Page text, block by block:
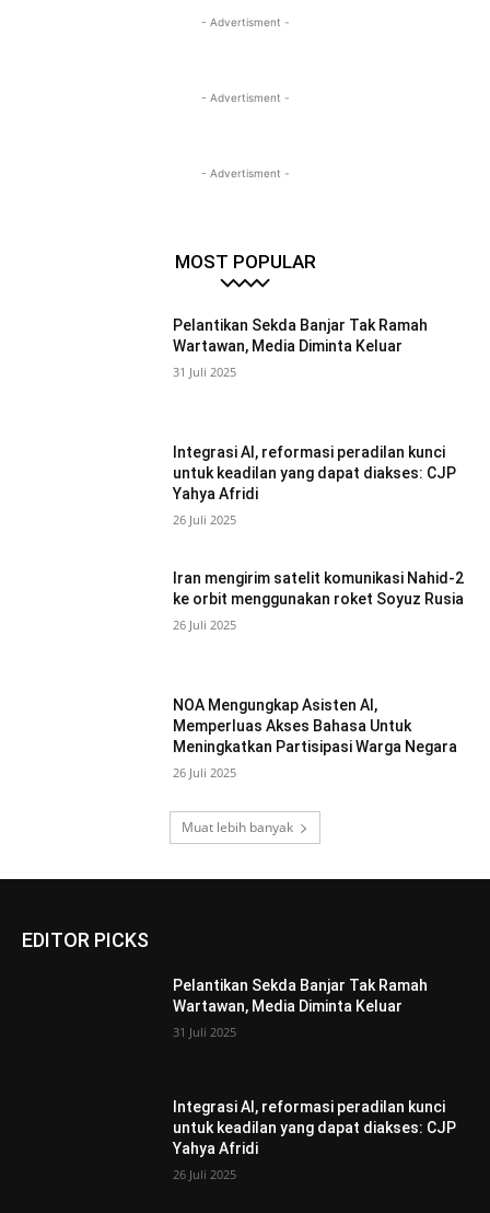
- Advertisment -
- Advertisment -
- Advertisment -
MOST POPULAR
Pelantikan Sekda Banjar Tak Ramah
Wartawan, Media Diminta Keluar
31 Juli 2025
Integrasi AI, reformasi peradilan kunci
untuk keadilan yang dapat diakses: CJP
Yahya Afridi
26 Juli 2025
Iran mengirim satelit komunikasi Nahid-2
ke orbit menggunakan roket Soyuz Rusia
26 Juli 2025
NOA Mengungkap Asisten AI,
Memperluas Akses Bahasa Untuk
Meningkatkan Partisipasi Warga Negara
26 Juli 2025
Muat lebih banyak
EDITOR PICKS
Pelantikan Sekda Banjar Tak Ramah
Wartawan, Media Diminta Keluar
31 Juli 2025
Integrasi AI, reformasi peradilan kunci
untuk keadilan yang dapat diakses: CJP
Yahya Afridi
26 Juli 2025